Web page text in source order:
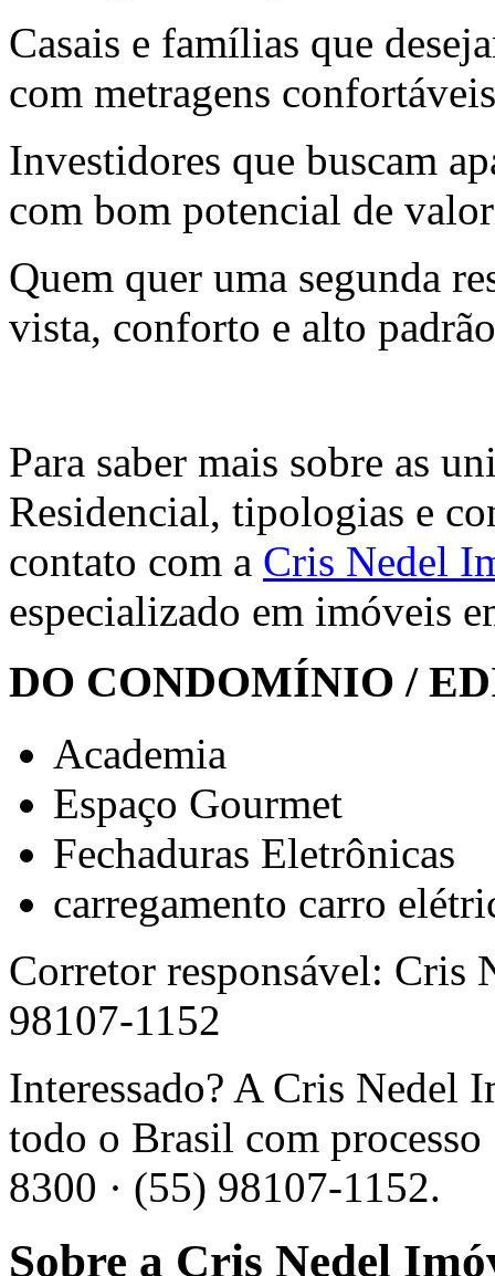
Casais e famílias que
com metragens confortáveis
Investidores que buscam
com bom potencial de
Quem quer uma segunda
vista, conforto e alto
Para saber mais sobre as
Residencial, tipologias e
contato com a Cris Nedel
especializado em imóveis
DO CONDOMÍNIO /
Academia
Espaço Gourmet
Fechaduras Eletrônicas
carregamento carro
Corretor responsável: Cris
98107-1152
Interessado? A Cris Nedel
todo o Brasil com
8300 · (55) 98107-1152.
Sobre a Cris Nedel